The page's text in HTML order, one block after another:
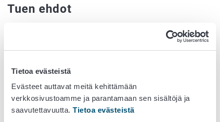
Tietoa evästeistä
Evästeet auttavat meitä kehittämään
verkkosivustoamme ja parantamaan sen sisältöjä ja
saavutettavuutta. Tietoa evästeistä
Tuen ehdot
Näin haet tukea
Voit hakea luonnonhaittakorvausta vuosittainVipu-
palvelussatouko–kesäkuussa peltotukien haussa.